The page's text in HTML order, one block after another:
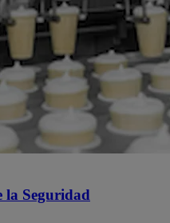
la Seguridad